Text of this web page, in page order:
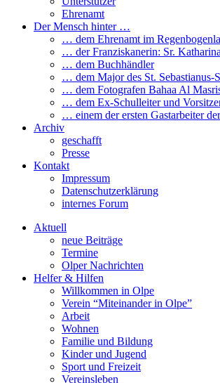
Ehrenamt
Der Mensch hinter …
… dem Ehrenamt im
… der Franziskanerin: Sr.
… dem Buchhändler
… dem Major des St. Sebastianus-
… dem Fotografen Bahaa Al
… dem Ex-Schulleiter und
… einem der ersten Gastarbeiter
Archiv
geschafft
Presse
Kontakt
Impressum
Datenschutzerklärung
internes Forum
Aktuell
neue Beiträge
Termine
Olper Nachrichten
Helfer & Hilfen
Willkommen in Olpe
Verein “Miteinander in Olpe”
Arbeit
Wohnen
Familie und Bildung
Kinder und Jugend
Sport und Freizeit
Vereinsleben